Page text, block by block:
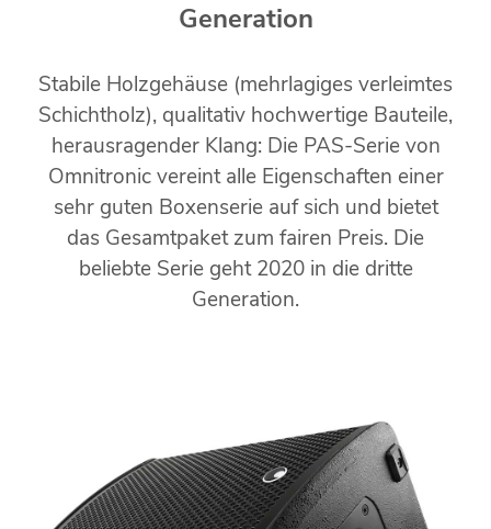
Generation
Stabile Holzgehäuse (mehrlagiges verleimtes
Schichtholz), qualitativ hochwertige Bauteile,
herausragender Klang: Die PAS-Serie von
Omnitronic vereint alle Eigenschaften einer
sehr guten Boxenserie auf sich und bietet
das Gesamtpaket zum fairen Preis. Die
beliebte Serie geht 2020 in die dritte
Generation.